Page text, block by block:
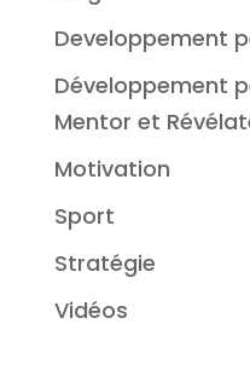
Developpement
Développement
Mentor et
Motivation
Sport
Stratégie
Vidéos